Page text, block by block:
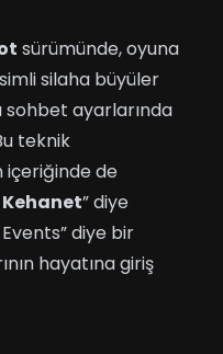
sürümünde, oyuna
silaha büyüler
sohbet ayarlarında
teknik
içeriğinde de
” diye
diye bir
hayatına giriş